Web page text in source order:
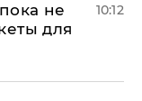
не
для
10:12